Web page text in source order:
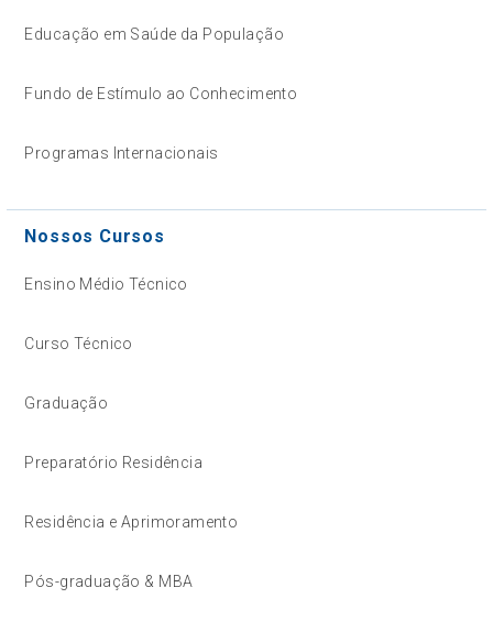
Educação em Saúde da População
Fundo de Estímulo ao Conhecimento
Programas Internacionais
Nossos Cursos
Ensino Médio Técnico
Curso Técnico
Graduação
Preparatório Residência
Residência e Aprimoramento
Pós-graduação & MBA